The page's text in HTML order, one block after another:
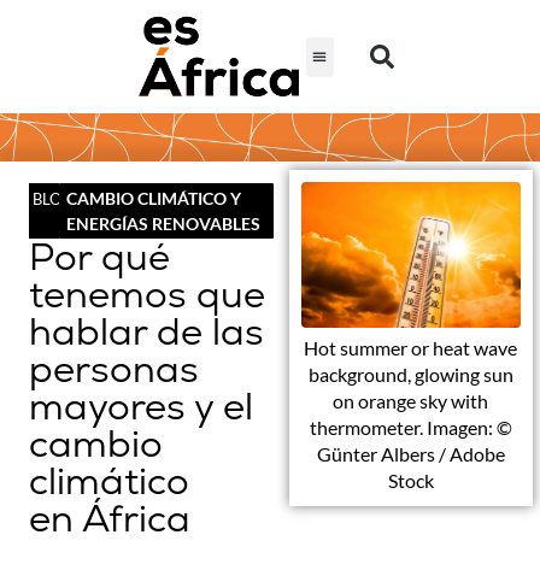
BLOGCAMBIO CLIMÁTICO Y
ENERGÍAS RENOVABLES
Por qué
tenemos que
hablar de las
personas
mayores y el
cambio
climático
en África
Hot summer or heat wave
background, glowing sun
on orange sky with
thermometer. Imagen: ©
Günter Albers / Adobe
Stock